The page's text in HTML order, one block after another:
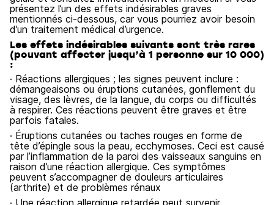
présentez l’un des effets indésirables graves
mentionnés ci-dessous, car vous pourriez avoir besoin
d’un traitement médical d’urgence.
Les effets indésirables suivants sont très rares
(pouvant affecter jusqu’à 1 personne sur 10 000)
:
· Réactions allergiques ; les signes peuvent inclure :
démangeaisons ou éruptions cutanées, gonflement du
visage, des lèvres, de la langue, du corps ou difficultés
à respirer. Ces réactions peuvent être graves et être
parfois fatales.
· Éruptions cutanées ou taches rouges en forme de
tête d’épingle sous la peau, ecchymoses. Ceci est causé
par l’inflammation de la paroi des vaisseaux sanguins en
raison d’une réaction allergique. Ces symptômes
peuvent s’accompagner de douleurs articulaires
(arthrite) et de problèmes rénaux
· Une réaction allergique retardée peut survenir